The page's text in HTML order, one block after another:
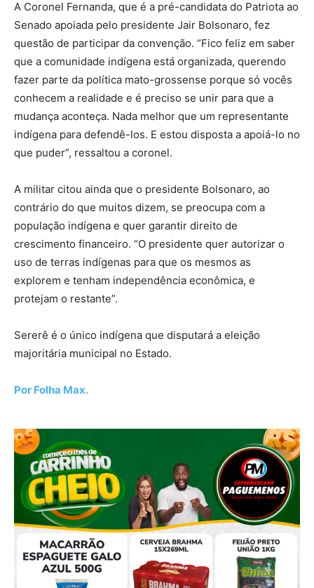
A Coronel Fernanda, que é a pré-candidata do Patriota ao
Senado apoiada pelo presidente Jair Bolsonaro, fez
questão de participar da convenção. “Fico feliz em saber
que a comunidade indígena está organizada, querendo
fazer parte da política mato-grossense porque só vocês
conhecem a realidade e é preciso se unir para que a
mudança aconteça. Nada melhor que um representante
indígena para defendê-los. E estou disposta a apoiá-lo no
que puder”, ressaltou a coronel.
A militar citou ainda que o presidente Bolsonaro, ao
contrário do que muitos dizem, se preocupa com a
população indígena e quer garantir direito de
crescimento financeiro. “O presidente quer autorizar o
uso de terras indígenas para que os mesmos as
explorem e tenham independência econômica, e
protejam o restante”.
Sererê é o único indígena que disputará a eleição
majoritária municipal no Estado.
Por Folha Max.